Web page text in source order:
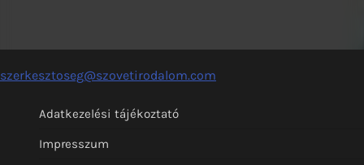
szerkesztoseg@szovetirodalom.com
Adatkezelési tájékoztató
Impresszum